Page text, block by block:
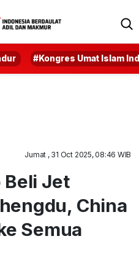
#Kongres Umat Islam
Jumat , 31 Oct 2025, 08:46 WIB
Beli Jet
China
Semua